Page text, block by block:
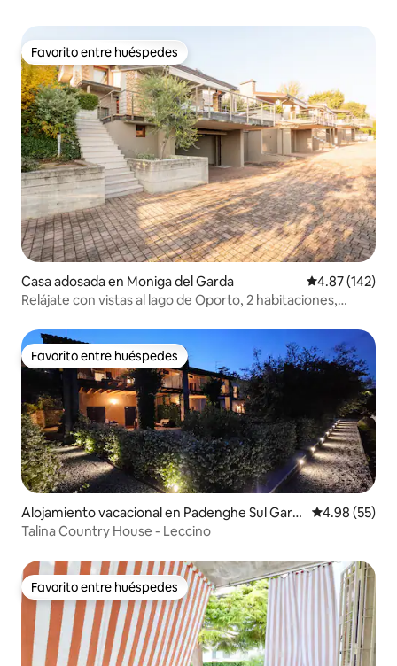
Favorito entre huéspedes
Favorito entre huéspedes
Casa adosada en Moniga del Garda Calificación
4.87 (142)
Relájate con vistas al lago de Oporto, 2 habitaciones,
Favorito entre huéspedes
Favorito entre huéspedes
Alojamiento vacacional en Padenghe Sul Gard
a
Calificación
4.98 (55)
Talina Country House - Leccino
Favorito entre huéspedes
Favorito entre huéspedes